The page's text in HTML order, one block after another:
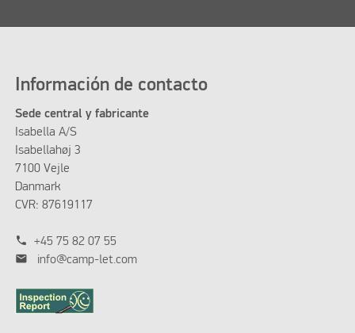
Información de contacto
Sede central y fabricante
Isabella A/S
Isabellahøj 3
7100 Vejle
Danmark
CVR: 87619117
phone +45 75 82 07 55
mail info@camp-let.com